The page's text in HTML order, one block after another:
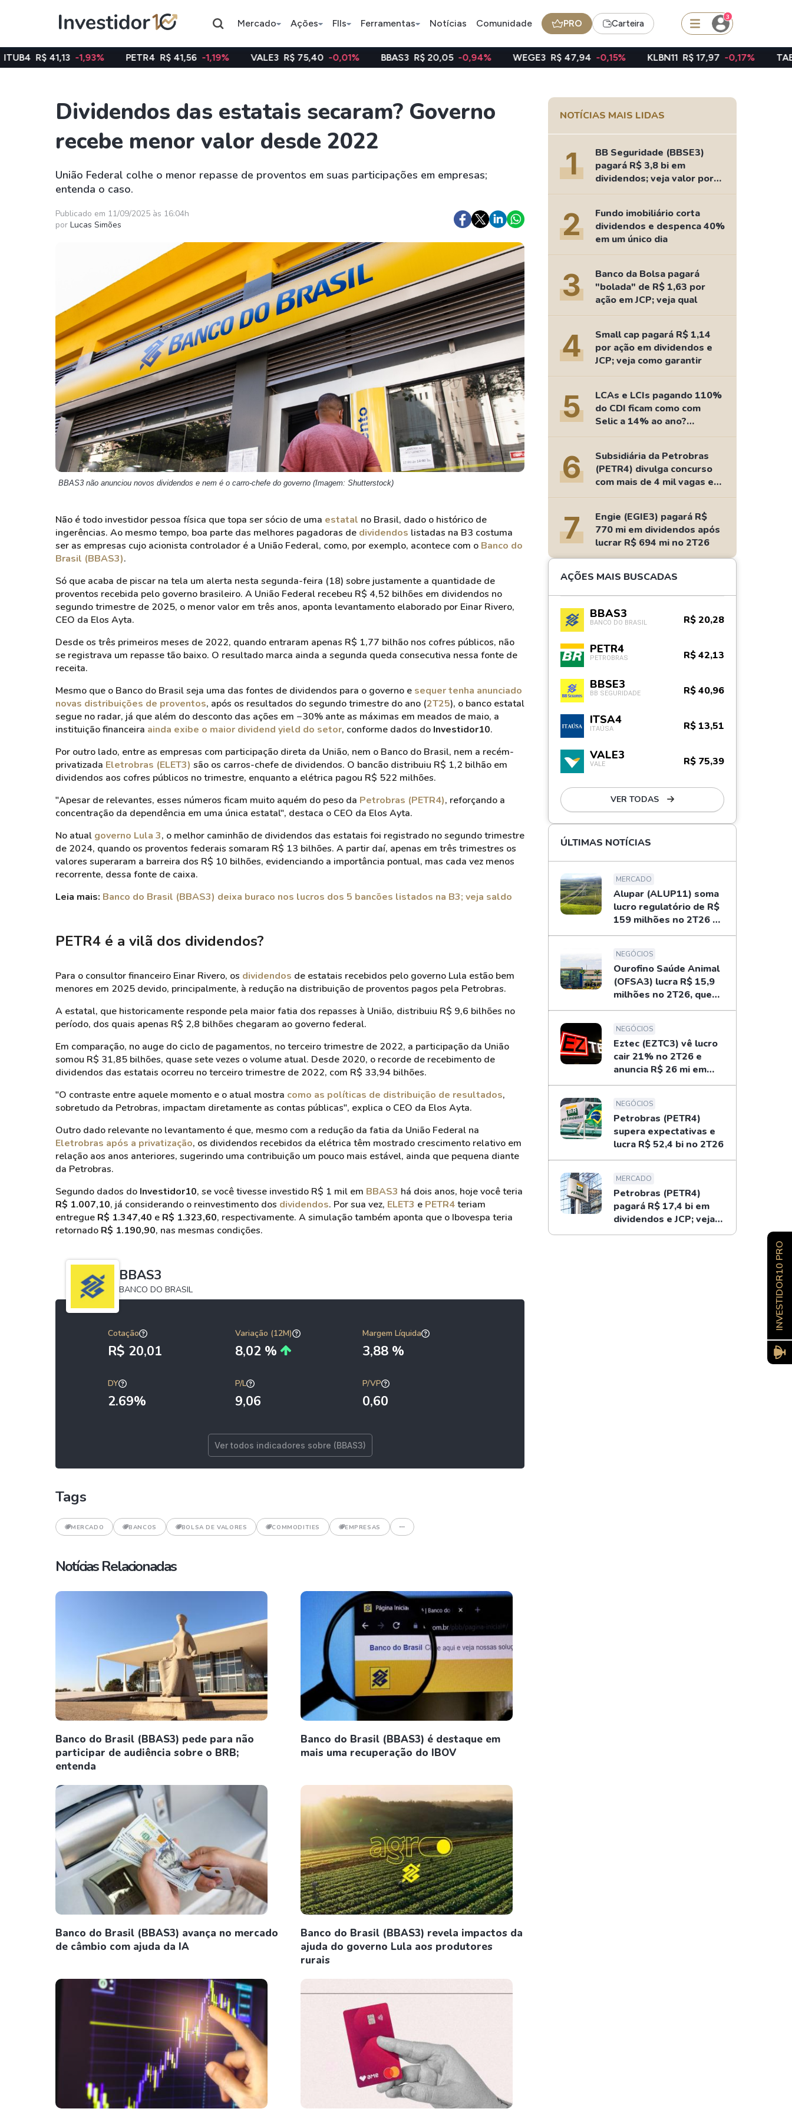
Mercado Ações FIIs Ferramentas Notícias Comunidade PRO Carteira
3
Assuntos do momento
Índice
Ibovespa
Ação
Petrobras
Ação
Bradesco Dividendos
Ações
Taesa
Itausa
Petrobrás
Ver todos
XPML11
HGLG11
XPLG11
KNRI11
KNCR11
Ver todos
SMAL11
HASH11
GOLD11
XINA11
Ver todos
Amazon
Google
Meta
Coca-Cola
Ver todos
Criptomoedas
Bitcoin
Ethereum
Binance Coin - BNB
Dogecoin
Solana
Cardano
Ver todos
Ideias
Agenda de Dividendos
Radar do Dividendo Inteligente
As Ações Mais Buscadas
Guia do Iniciante
-1,93% PETR4 R$ 41,56 -1,19% VALE3 R$ 75,40 -0,01% BBAS3 R$ 20,05 -0,94% WEGE3 R$ 47,94 -0,15% KLBN11 R$ 17,97 -0,17% TAEE11 R$ 39,01
Dividendos das estatais secaram? Governo
recebe menor valor desde 2022
União Federal colhe o menor repasse de proventos em suas participações em empresas;
entenda o caso.
Publicado em 11/09/2025 às 16:04h
por Lucas Simões
BBAS3 não anunciou novos dividendos e nem é o carro-chefe do governo (Imagem: Shutterstock)
Não é todo investidor pessoa física que topa ser sócio de uma estatal no Brasil, dado o histórico de
ingerências. Ao mesmo tempo, boa parte das melhores pagadoras de dividendos listadas na B3 costuma
ser as empresas cujo acionista controlador é a União Federal, como, por exemplo, acontece com o Banco do
Brasil (BBAS3).
Só que acaba de piscar na tela um alerta nesta segunda-feira (18) sobre justamente a quantidade de
proventos recebida pelo governo brasileiro. A União Federal recebeu R$ 4,52 bilhões em dividendos no
segundo trimestre de 2025, o menor valor em três anos, aponta levantamento elaborado por Einar Rivero,
CEO da Elos Ayta.
Desde os três primeiros meses de 2022, quando entraram apenas R$ 1,77 bilhão nos cofres públicos, não
se registrava um repasse tão baixo. O resultado marca ainda a segunda queda consecutiva nessa fonte de
receita.
Mesmo que o Banco do Brasil seja uma das fontes de dividendos para o governo e sequer tenha anunciado
novas distribuições de proventos, após os resultados do segundo trimestre do ano (2T25), o banco estatal
segue no radar, já que além do desconto das ações em −30% ante as máximas em meados de maio, a
instituição financeira ainda exibe o maior dividend yield do setor, conforme dados do Investidor10.
Por outro lado, entre as empresas com participação direta da União, nem o Banco do Brasil, nem a recém-
privatizada Eletrobras (ELET3) são os carros-chefe de dividendos. O bancão distribuiu R$ 1,2 bilhão em
dividendos aos cofres públicos no trimestre, enquanto a elétrica pagou R$ 522 milhões.
"Apesar de relevantes, esses números ficam muito aquém do peso da Petrobras (PETR4), reforçando a
concentração da dependência em uma única estatal", destaca o CEO da Elos Ayta.
No atual governo Lula 3, o melhor caminhão de dividendos das estatais foi registrado no segundo trimestre
de 2024, quando os proventos federais somaram R$ 13 bilhões. A partir daí, apenas em três trimestres os
valores superaram a barreira dos R$ 10 bilhões, evidenciando a importância pontual, mas cada vez menos
recorrente, dessa fonte de caixa.
Leia mais: Banco do Brasil (BBAS3) deixa buraco nos lucros dos 5 bancões listados na B3; veja saldo
PETR4 é a vilã dos dividendos?
Para o consultor financeiro Einar Rivero, os dividendos de estatais recebidos pelo governo Lula estão bem
menores em 2025 devido, principalmente, à redução na distribuição de proventos pagos pela Petrobras.
A estatal, que historicamente responde pela maior fatia dos repasses à União, distribuiu R$ 9,6 bilhões no
período, dos quais apenas R$ 2,8 bilhões chegaram ao governo federal.
Em comparação, no auge do ciclo de pagamentos, no terceiro trimestre de 2022, a participação da União
somou R$ 31,85 bilhões, quase sete vezes o volume atual. Desde 2020, o recorde de recebimento de
dividendos das estatais ocorreu no terceiro trimestre de 2022, com R$ 33,94 bilhões.
"O contraste entre aquele momento e o atual mostra como as políticas de distribuição de resultados,
sobretudo da Petrobras, impactam diretamente as contas públicas", explica o CEO da Elos Ayta.
Outro dado relevante no levantamento é que, mesmo com a redução da fatia da União Federal na
Eletrobras após a privatização, os dividendos recebidos da elétrica têm mostrado crescimento relativo em
relação aos anos anteriores, sugerindo uma contribuição um pouco mais estável, ainda que pequena diante
da Petrobras.
Segundo dados do Investidor10, se você tivesse investido R$ 1 mil em BBAS3 há dois anos, hoje você teria
R$ 1.007,10, já considerando o reinvestimento dos dividendos. Por sua vez, ELET3 e PETR4teriam
entregue R$ 1.347,40 e R$ 1.323,60, respectivamente. A simulação também aponta que o Ibovespa teria
retornado R$ 1.190,90, nas mesmas condições.
BBAS3
BANCO DO BRASIL
Cotação
R$ 20,01
Variação (12M)
8,02 %
Margem Líquida
3,88 %
DY
2.69%
P/L
9,06
P/VP
0,60
Ver todos indicadores sobre (BBAS3)
Tags
MERCADO BANCOS BOLSA DE VALORES COMMODITIES EMPRESAS
Notícias Relacionadas
Banco do Brasil (BBAS3) pede para não
participar de audiência sobre o BRB;
entenda
Banco do Brasil (BBAS3) é destaque em
mais uma recuperação do IBOV
Banco do Brasil (BBAS3) avança no mercado
de câmbio com ajuda da IA
Banco do Brasil (BBAS3) revela impactos da
ajuda do governo Lula aos produtores
rurais
NOTÍCIAS MAIS LIDAS
1
BB Seguridade (BBSE3)
pagará R$ 3,8 bi em
dividendos; veja valor por
ação
2
Fundo imobiliário corta
dividendos e despenca 40%
em um único dia
3
Banco da Bolsa pagará
"bolada" de R$ 1,63 por
ação em JCP; veja qual
4
Small cap pagará R$ 1,14
por ação em dividendos e
JCP; veja como garantir
5
LCAs e LCIs pagando 110%
do CDI ficam como com
Selic a 14% ao ano?
Fizemos as contas
6
Subsidiária da Petrobras
(PETR4) divulga concurso
com mais de 4 mil vagas e
salários de até R$ 15 mil
7
Engie (EGIE3) pagará R$
770 mi em dividendos após
lucrar R$ 694 mi no 2T26
AÇÕES MAIS BUSCADAS
BBAS3
BANCO DO BRASIL R$ 20,28
PETR4
PETROBRAS R$ 42,13
BBSE3
BB SEGURIDADE R$ 40,96
ITSA4
ITAÚSA R$ 13,51
VALE3
VALE R$ 75,39
VER TODAS
ÚLTIMAS NOTÍCIAS
MERCADO
Alupar (ALUP11) soma
lucro regulatório de R$
159 milhões no 2T26 e
libera dividendos
NEGÓCIOS
Ourofino Saúde Animal
(OFSA3) lucra R$ 15,9
milhões no 2T26, queda
de 33%
NEGÓCIOS
Eztec (EZTC3) vê lucro
cair 21% no 2T26 e
anuncia R$ 26 mi em
dividendos
NEGÓCIOS
Petrobras (PETR4)
supera expectativas e
lucra R$ 52,4 bi no 2T26
MERCADO
Petrobras (PETR4)
pagará R$ 17,4 bi em
dividendos e JCP; veja
como receber
INVESTIDOR10 PRO